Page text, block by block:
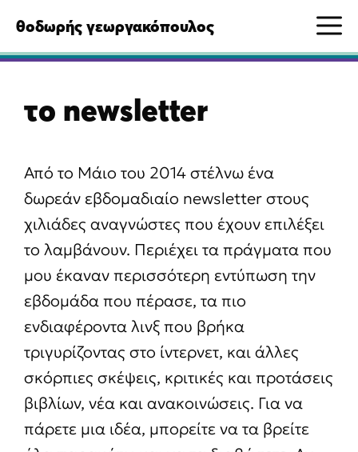
σε
περιεχόμενο
θοδωρής γεωργακόπουλος
το newsletter
Από το Μάιο του 2014 στέλνω ένα
δωρεάν εβδομαδιαίο newsletter στους
χιλιάδες αναγνώστες που έχουν επιλέξει
το λαμβάνουν. Περιέχει τα πράγματα που
μου έκαναν περισσότερη εντύπωση την
εβδομάδα που πέρασε, τα πιο
ενδιαφέροντα λινξ που βρήκα
τριγυρίζοντας στο ίντερνετ, και άλλες
σκόρπιες σκέψεις, κριτικές και προτάσεις
βιβλίων, νέα και ανακοινώσεις. Για να
πάρετε μια ιδέα, μπορείτε να τα βρείτε